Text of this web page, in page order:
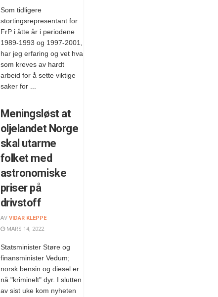
Som tidligere
stortingsrepresentant for
FrP i åtte år i periodene
1989-1993 og 1997-2001,
har jeg erfaring og vet hva
som kreves av hardt
arbeid for å sette viktige
saker for ...
Meningsløst at
oljelandet Norge
skal utarme
folket med
astronomiske
priser på
drivstoff
AV VIDAR KLEPPE
MARS 14, 2022
Statsminister Støre og
finansminister Vedum;
norsk bensin og diesel er
nå "kriminelt" dyr. I slutten
av sist uke kom nyheten